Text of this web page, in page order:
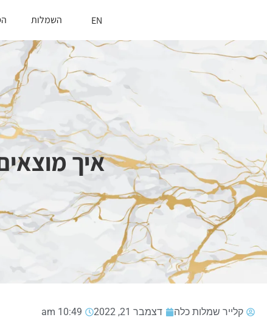
EN השמלות
איך
קלייר שמלות כלה דצמבר 21, 2022 10:49 am